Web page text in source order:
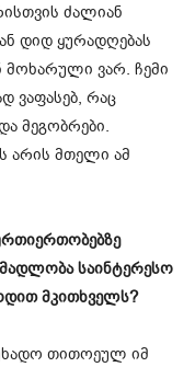
ძალიან
დიდ ყურადღებას
ვარ. ჩემი
ვაფასებ, რაც
მეგობრები.
არის მთელი ამ
საინტერესო
მკითხველს?
თითოეულ იმ